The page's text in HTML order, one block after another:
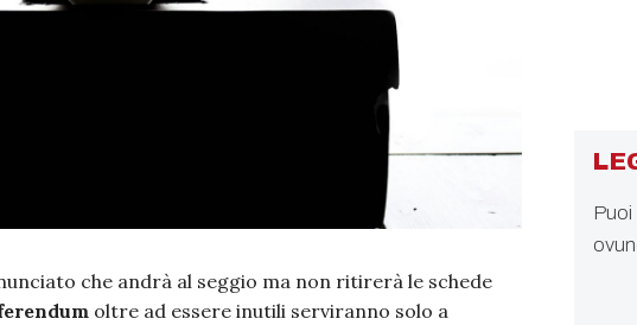
che andrà al seggio ma non ritirerà le schede
oltre ad essere inutili serviranno solo a